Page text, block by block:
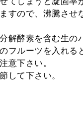
すので、沸騰させ
解酵素を含む生の
フルーツを入れる
意下さい。
して下さい。